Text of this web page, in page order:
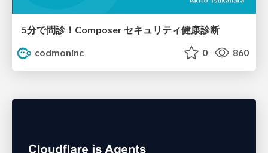
5分で問診！Composer セキュリティ健康診断
codmoninc
0 860